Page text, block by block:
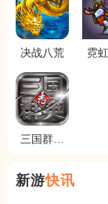
决战八荒 霓
三国群英
新游快讯